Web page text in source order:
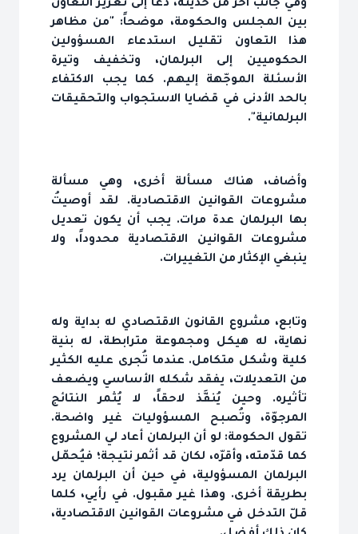
وفي جانب آخر من حديثه، دعا إلى تعزيز التعاون
بين المجلس والحكومة، موضحاً: "من مظاهر
هذا التعاون تقليل استدعاء المسؤولين
الحكوميين إلى البرلمان، وتخفيف وتيرة
الأسئلة الموجّهة إليهم. كما يجب الاكتفاء
بالحد الأدنى في قضايا الاستجواب والتحقيقات
البرلمانية".
وأضاف، هناك مسألة أخرى، وهي مسألة
مشروعات القوانين الاقتصادية. لقد أوصيتُ
بها البرلمان عدة مرات. يجب أن يكون تعديل
مشروعات القوانين الاقتصادية محدوداً، ولا
ينبغي الإكثار من التغييرات.
وتابع، مشروع القانون الاقتصادي له بداية وله
نهاية، له هيكل ومجموعة مترابطة، له بنية
كلية وشكل متكامل. عندما تُجرى عليه الكثير
من التعديلات، يفقد شكله الأساسي ويضعف
تأثيره. وحين يُنفَّذ لاحقاً، لا يُثمر النتائج
المرجوّة، وتُصبح المسؤوليات غير واضحة.
تقول الحكومة: لو أن البرلمان أعاد لي المشروع
كما قدّمته، وأقرّه، لكان قد أثمر نتيجة؛ فيُحمّل
البرلمان المسؤولية، في حين أن البرلمان يرد
بطريقة أخرى. وهذا غير مقبول. في رأيي، كلما
قلّ التدخل في مشروعات القوانين الاقتصادية،